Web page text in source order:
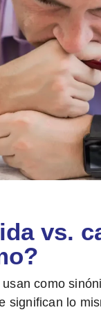
vs.
como
significan lo